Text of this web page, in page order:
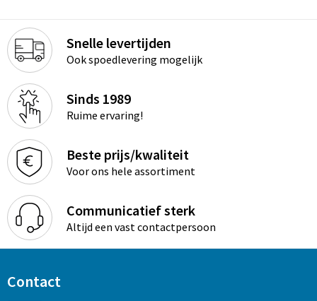
Snelle levertijden
Ook spoedlevering mogelijk
Sinds 1989
Ruime ervaring!
Beste prijs/kwaliteit
Voor ons hele assortiment
Communicatief sterk
Altijd een vast contactpersoon
Contact